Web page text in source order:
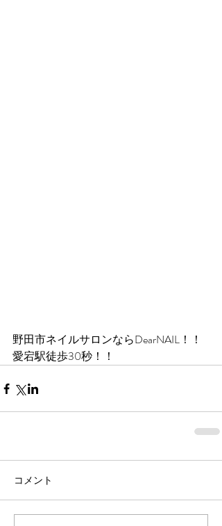
野田市ネイルサロンならDearNAIL！！
愛宕駅徒歩30秒！！
コメント